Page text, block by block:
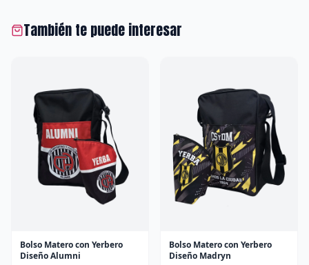
También te puede interesar
Bolso Matero con Yerbero
Diseño Alumni
Bolso Matero con Yerbero
Diseño Madryn